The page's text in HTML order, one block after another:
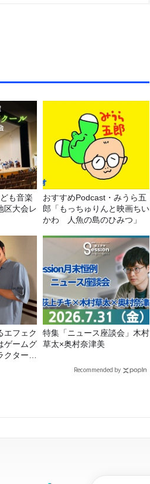
も音楽
区大会レ
おすすめPodcast・みうら五
郎「もっちゅりんと映画ちい
かわ 人魚の島のひみつ」
エフェク
ゲームグ
ター専
特集「ニュース座談会」木村
草太×奥村奈津美
Recommended by